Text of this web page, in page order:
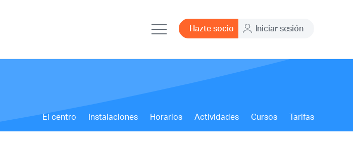
Hazte socio Iniciar sesión
El centro Instalaciones Horarios Actividades Cursos Tarifas